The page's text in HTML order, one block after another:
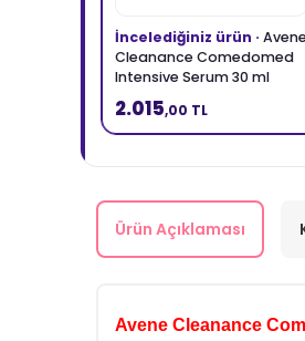
İncelediğiniz ürün ·
Cleanance Comedomed
Intensive Serum 30 ml
2.015,00 TL
Ürün Açıklaması
Avene Cleanance